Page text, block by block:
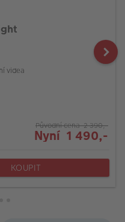
videa
Původní cena 2 390,-
Nyní 1 490,-
KOUPIT